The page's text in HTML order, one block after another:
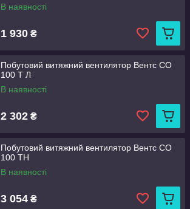
В наявності
1 930 ₴
Побутовий витяжний вентилятор Вентс СО
100 Т Л
В наявності
2 302 ₴
Побутовий витяжний вентилятор Вентс СО
100 ТН
В наявності
3 054 ₴